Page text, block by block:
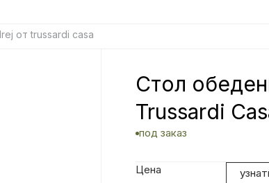
от trussardi casa
Cтол
Trussardi
под заказ
Цена